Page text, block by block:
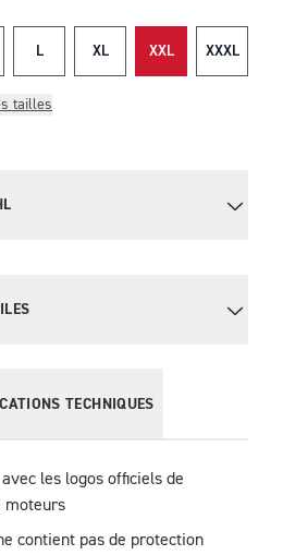
L XL XXL XXXL
tailles
TECHNIQUES
les logos officiels de
moteurs
contient pas de protection